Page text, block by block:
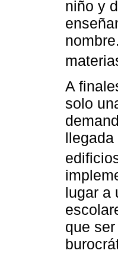
niño y
A
solo
lugar a
que